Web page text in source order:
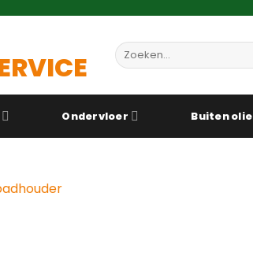
Zoeken
naar:
Ondervloer Buiten olie